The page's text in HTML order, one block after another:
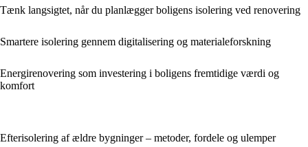
Tænk langsigtet, når du planlægger boligens isolering ved renovering
Smartere isolering gennem digitalisering og materialeforskning
Energirenovering som investering i boligens fremtidige værdi og
komfort
Efterisolering af ældre bygninger – metoder, fordele og ulemper